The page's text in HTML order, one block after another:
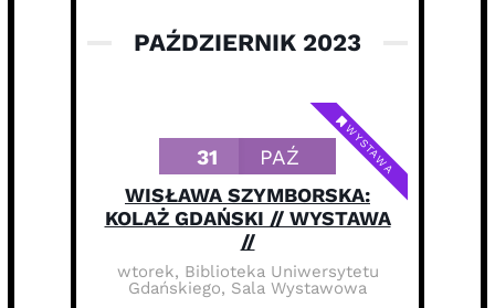
PAŹDZIERNIK 2023
WYSTAWA
31 PAŹ
WISŁAWA SZYMBORSKA:
KOLAŻ GDAŃSKI // WYSTAWA
//
wtorek, Biblioteka Uniwersytetu
Gdańskiego, Sala Wystawowa